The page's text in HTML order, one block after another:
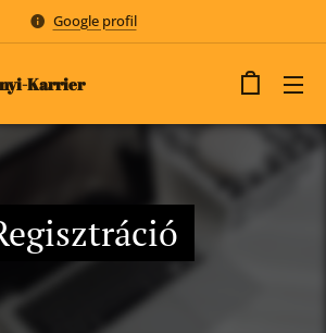
Google profil
Karrier